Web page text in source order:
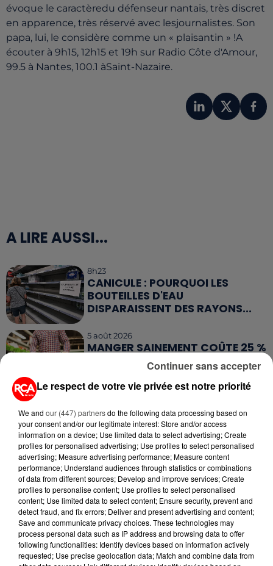
évoque le caractèredu défenseur nantais, très discret
en apparence, très réservé avec lesjournalistes. Son
papa, lui, le considère comme un « plaisantin » !A
écouter à 9h15, 12h15 et 19h sur Radio Côte d'Amour,
99.5 à Nantes, 100.1 àSaint-Nazaire.
A LIRE AUSSI...
8h23
CANICULE : POURQUOI LES
BOUTEILLES D'EAU
DISPARAISSENT DES RAYONS...
5 août 2026
MANGER SAINEMENT COÛTE 25 %
PLUS CHER QU'IL Y A CINQ ANS,
ALERTE L’ONU
QUELLES SONT LES MARQUES QUI
OFFRENT LE MEILLEUR RAPPORT...
5 août 2026
MOUCHES : LES 5 RÉFLEXES À
ADOPTER POUR ÉVITER
L'INVASION CET ÉTÉ...
4 août 2026
ÉCLIPSE SOLAIRE DU 12 AOÛT : LA
RUÉE VERS LES LUNETTES DE...
Le respect de votre vie privée est notre priorité
We and our (447) partnersdo the following data processing based on
your consent and/or our legitimate interest: Store and/or access
information on a device; Use limited data to select advertising; Create
profiles for personalised advertising; Use profiles to select personalised
advertising; Measure advertising performance; Measure content
performance; Understand audiences through statistics or combinations
of data from different sources; Develop and improve services; Create
profiles to personalise content; Use profiles to select personalised
content; Use limited data to select content; Ensure security, prevent and
detect fraud, and fix errors; Deliver and present advertising and content;
Save and communicate privacy choices. These technologies may
process personal data such as IP address and browsing data to offer
following functionalities: Identify devices based on information actively
requested; Use precise geolocation data; Match and combine data from
Continuer sans accepter